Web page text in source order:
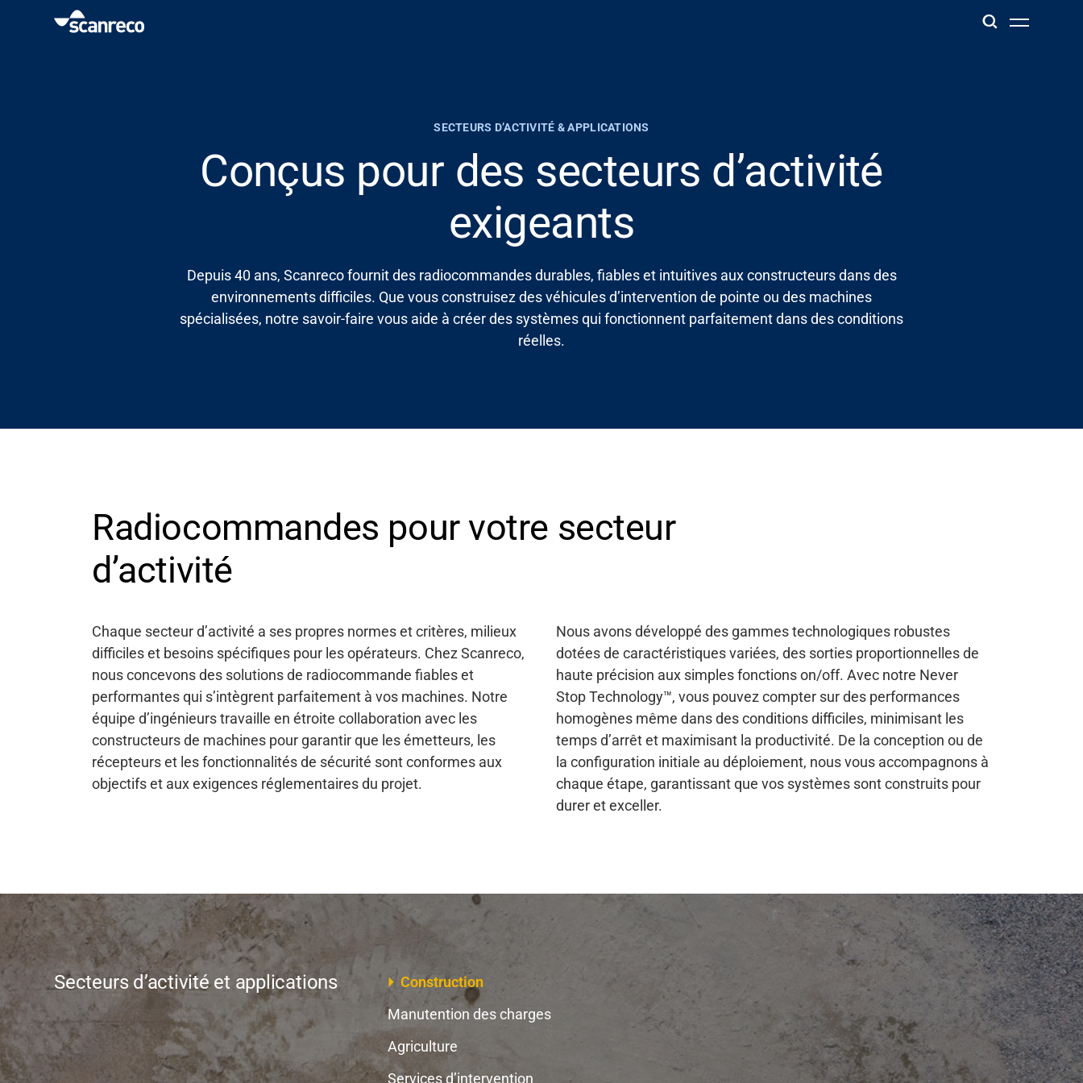
Productivité et sécurité des opérateurs
Hub de connaissance
Assistance
SECTEURS D’ACTIVITÉ & APPLICATIONS
Conçus pour des secteurs d’activité
exigeants
Depuis 40 ans, Scanreco fournit des radiocommandes durables, fiables et intuitives aux constructeurs dans des
environnements difficiles. Que vousconstruisez des véhicules d’intervention de pointe ou des machines
spécialisées, notre savoir-faire vous aide à créer des systèmes qui fonctionnent parfaitement dans des conditions
réelles.
Radiocommandes pour votre secteur
d’activité
Chaque secteur d’activité a ses propres normes et critères, milieux
difficiles et besoins spécifiques pour les opérateurs. Chez Scanreco,
nous concevons des solutions de radiocommande fiables et
performantes qui s’intègrent parfaitement à vos machines. Notre
équipe d’ingénieurs travaille en étroite collaboration avec les
constructeurs de machines pour garantir que les émetteurs, les
récepteurs et les fonctionnalités de sécurité sont conformes aux
objectifs et aux exigences réglementaires du projet.
Nous avons développé des gammes technologiques robustes
dotées de caractéristiques variées, des sorties proportionnelles de
haute précision aux simples fonctions on/off. Avec notre Never
Stop Technology™, vous pouvez compter sur des performances
homogènes même dans des conditions difficiles, minimisant les
temps d’arrêt et maximisant la productivité. De la conception ou de
la configuration initiale au déploiement, nous vous accompagnons à
chaque étape, garantissant que vos systèmes sont construits pour
durer et exceller.
Secteurs d’activité et applications
Construction
Manutention des charges
Agriculture
Services d’intervention